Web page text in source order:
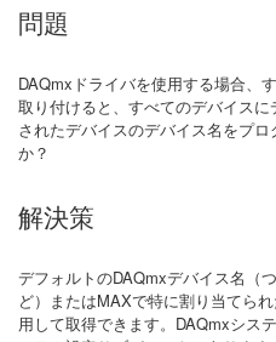
問題
DAQmxドライバを使用する場合、
取り付けると、すべてのデバイス
されたデバイスのデバイス名をプ
か？
解決策
デフォルトのDAQmxデバイス名（
ど）またはMAXで特に割り当てら
用して取得できます。DAQmxシス